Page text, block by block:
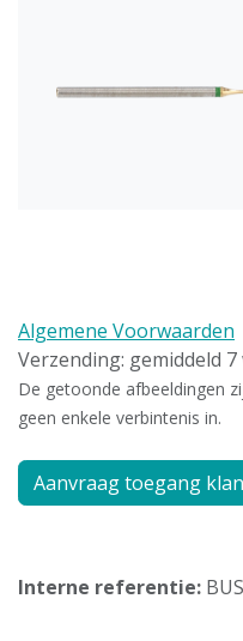
Algemene Voorwaarden
Verzending: gemiddeld
De getoonde afbeeldingen
geen enkele verbintenis in.
Aanvraag toegang
Interne referentie: